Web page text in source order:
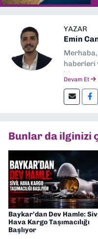
YAZAR
Emin
Merhaba,
haberleri
bir
en çok
🚀
Devam Et
Bunlar da ilginizi
Baykar’dan Dev Hamle:
Hava Kargo Taşımacılığı
Başlıyor